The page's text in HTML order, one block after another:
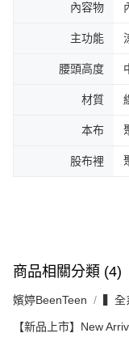
內容物
主功能
腰頭高度
材質
本布
股布裡
商品相關分類 (4)
嬪婷BeenTeen ▍全
【新品上市】New